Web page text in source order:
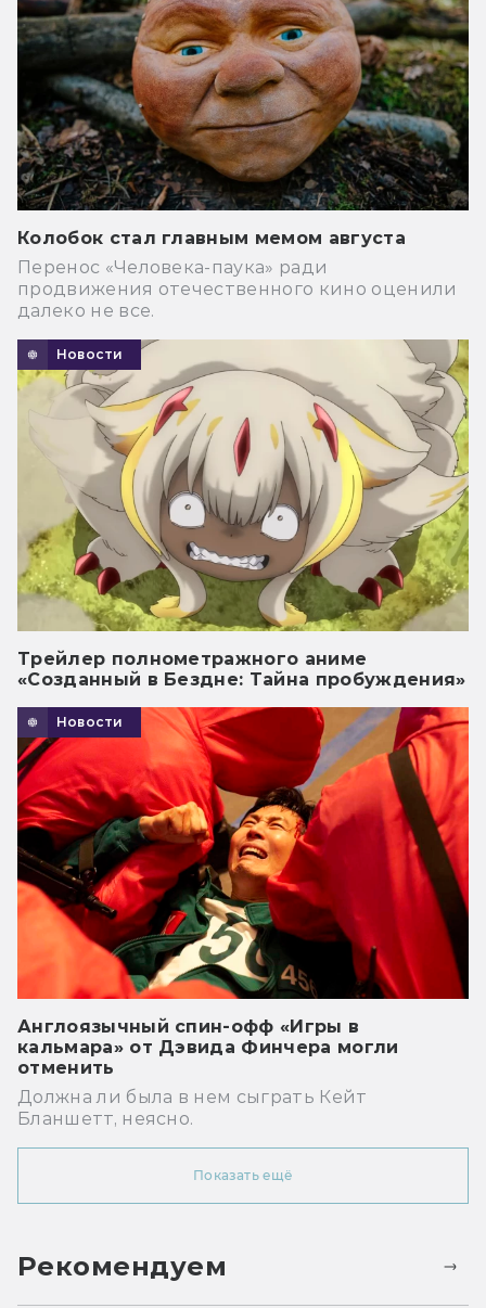
Колобок стал главным мемом августа
Перенос «Человека-паука» ради
продвижения отечественного кино оценили
далеко не все.
Новости
Трейлер полнометражного аниме
«Созданный в Бездне: Тайна пробуждения»
Новости
Англоязычный спин-офф «Игры в
кальмара» от Дэвида Финчера могли
отменить
Должна ли была в нем сыграть Кейт
Бланшетт, неясно.
Показать ещё
Рекомендуем